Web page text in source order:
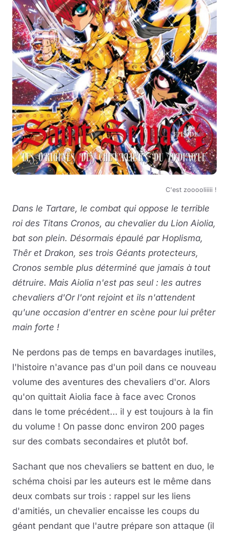
C'est zooooliiiii !
Dans le Tartare, le combat qui oppose le terrible
roi des Titans Cronos, au chevalier du Lion Aiolia,
bat son plein. Désormais épaulé par Hoplisma,
Thêr et Drakon, ses trois Géants protecteurs,
Cronos semble plus déterminé que jamais à tout
détruire. Mais Aiolia n'est pas seul : les autres
chevaliers d'Or l'ont rejoint et ils n'attendent
qu'une occasion d'entrer en scène pour lui prêter
main forte !
Ne perdons pas de temps en bavardages inutiles,
l'histoire n'avance pas d'un poil dans ce nouveau
volume des aventures des chevaliers d'or. Alors
qu'on quittait Aiolia face à face avec Cronos
dans le tome précédent... il y est toujours à la fin
du volume ! On passe donc environ 200 pages
sur des combats secondaires et plutôt bof.
Sachant que nos chevaliers se battent en duo, le
schéma choisi par les auteurs est le même dans
deux combats sur trois : rappel sur les liens
d'amitiés, un chevalier encaisse les coups du
géant pendant que l'autre prépare son attaque (il